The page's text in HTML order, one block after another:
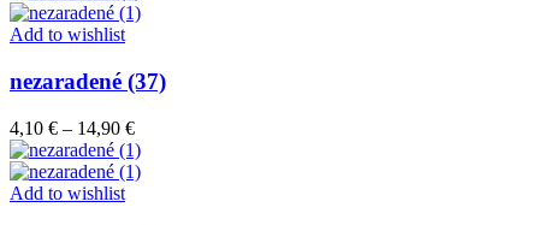
4,10 €
Add to wishlist
nezaradené (37)
4,10 € – 14,90 €Price
range:
4,10 €
Add to wishlist